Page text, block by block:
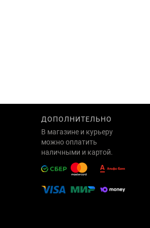
ДОПОЛНИТЕЛЬНО
В магазине и курьеру
можно оплатить
наличными и картой.